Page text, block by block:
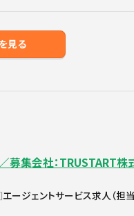
見る
募集会社：TRUSTART株
エージェントサービス求人（担